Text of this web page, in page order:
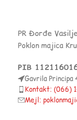
PR Đorđe
Poklon majica
PIB
Gavrila Principa
Kontakt: (066)
Mejl: